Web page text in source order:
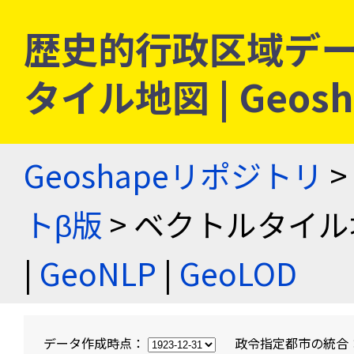
歴史的行政区域デ
タイル地図 |
Geoshapeリポジトリ >
トβ版 > ベクトルタイ
| GeoNLP | GeoLOD
データ作成時点： 政令指定都市の統